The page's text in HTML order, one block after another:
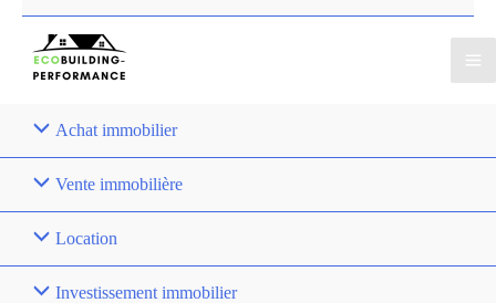
Achat immobilier
Vente immobilière
Location
Investissement immobilier